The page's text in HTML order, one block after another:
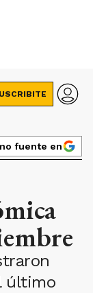
fuente en
último